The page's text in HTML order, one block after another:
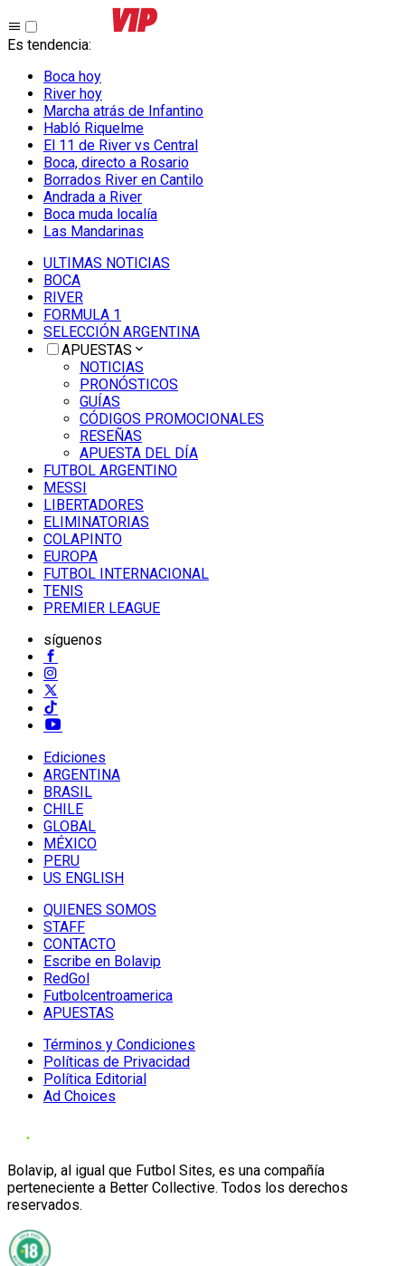
Es tendencia:
Boca hoy
River hoy
Marcha atrás de Infantino
Habló Riquelme
El 11 de River vs Central
Boca, directo a Rosario
Borrados River en Cantilo
Andrada a River
Boca muda localía
Las Mandarinas
ULTIMAS NOTICIAS
BOCA
RIVER
FORMULA 1
SELECCIÓN ARGENTINA
APUESTAS
NOTICIAS
PRONÓSTICOS
GUÍAS
CÓDIGOS PROMOCIONALES
RESEÑAS
APUESTA DEL DÍA
FUTBOL ARGENTINO
MESSI
LIBERTADORES
ELIMINATORIAS
COLAPINTO
EUROPA
FUTBOL INTERNACIONAL
TENIS
PREMIER LEAGUE
síguenos
Ediciones
ARGENTINA
BRASIL
CHILE
GLOBAL
MÉXICO
PERU
US ENGLISH
QUIENES SOMOS
STAFF
CONTACTO
Escribe en Bolavip
RedGol
Futbolcentroamerica
APUESTAS
Términos y Condiciones
Políticas de Privacidad
Política Editorial
Ad Choices
Bolavip, al igual que Futbol Sites, es una compañía
perteneciente a Better Collective. Todos los derechos
reservados.